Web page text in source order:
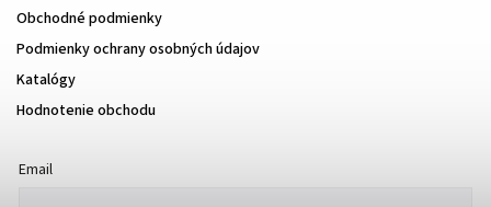
Obchodné podmienky
Podmienky ochrany osobných údajov
Katalógy
Hodnotenie obchodu
Email